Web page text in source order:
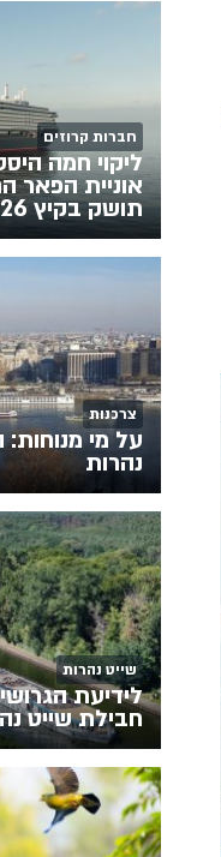
חברות קרוזים
ליקוי חמה
אוניית הפאר
תושק בקיץ 2026
צרכנות
על מי
נהרות
שייט נהרות
לידיעת
חבילת שייט